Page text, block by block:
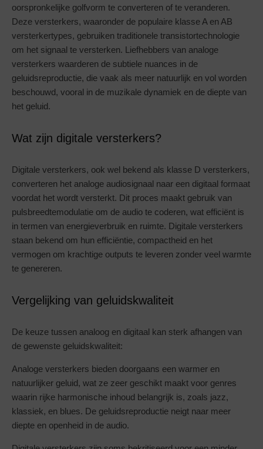
oorspronkelijke golfvorm te converteren of te veranderen.
Deze versterkers, waaronder de populaire klasse A en AB
versterkertypes, gebruiken traditionele transistortechnologie
om het signaal te versterken. Liefhebbers van analoge
versterkers waarderen de subtiele nuances in de
geluidsreproductie, die vaak als meer natuurlijk en vol worden
beschouwd, vooral in de muzikale dynamiek en de diepte van
het geluid.
Wat zijn digitale versterkers?
Digitale versterkers, ook wel bekend als klasse D versterkers,
converteren het analoge audiosignaal naar een digitaal formaat
voordat het wordt versterkt. Dit proces maakt gebruik van
pulsbreedtemodulatie om de audio te coderen, wat efficiënt is
in termen van energieverbruik en ruimte. Digitale versterkers
staan bekend om hun efficiëntie, compactheid en het
vermogen om krachtige outputs te leveren zonder veel warmte
te genereren.
Vergelijking van geluidskwaliteit
De keuze tussen analoog en digitaal kan sterk afhangen van
de gewenste geluidskwaliteit:
Analoge versterkers bieden doorgaans een warmer en
natuurlijker geluid, wat ze zeer geschikt maakt voor genres
waarin rijke harmonische inhoud belangrijk is, zoals jazz,
klassiek, en blues. De geluidsreproductie neigt naar meer
diepte en openheid in de audio.